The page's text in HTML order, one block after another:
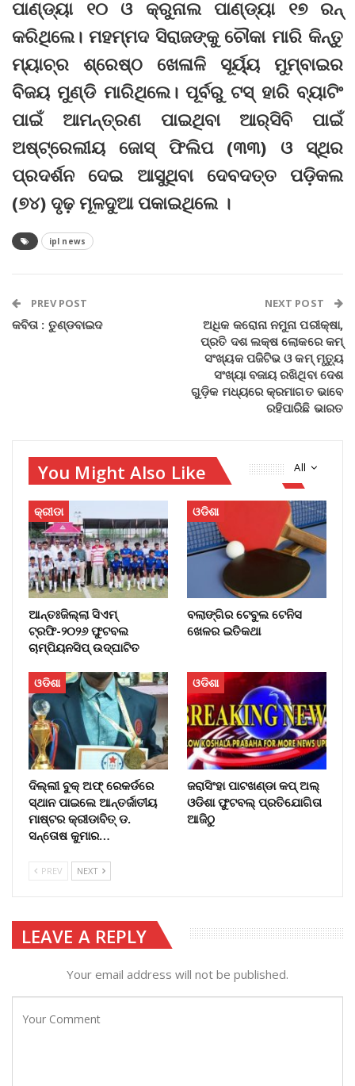
ପାଣ୍ଡ୍ୟା‌ ୧୦ ଓ କ୍ରୁନାଲ ପାଣ୍ଡ୍ୟା ୧୭ ରନ୍
କରିଥିଲେ। ମହମ୍ମଦ ସିରାଜଙ୍କୁ ଚୌକା ମାରି କିନ୍ତୁ
ମ୍ୟାଚ୍‌ର ଶ୍ରେଷ୍ଠ ଖେଳାଳି ସୂର୍ୟ୍ୟ ମୁମ୍ବାଇର
ବିଜୟ ମୁଣ୍ଡି ମାରିଥିଲେ। ପୂର୍ବରୁ ଟସ୍ ହାରି ବ୍ୟାଟିଂ
ପାଇଁ ଆମନ୍ତ୍ରଣ ପାଇଥିବା ଆର୍‌ସିବି ପାଇଁ
ଅଷ୍ଟ୍ରେଲୀୟ ଜୋସ୍ ଫିଲିପ (୩୩) ଓ ସ୍ଥିର
ପ୍ରଦର୍ଶନ ଦେଇ ଆସୁଥିବା ଦେବଦତ୍ତ ପଡ଼ିକଲ
(୭୪) ଦୃଢ଼ ମୂଳଦୁଆ ପକାଇଥିଲେ ।
ipl news
PREV POST
କବିତା : ତୁଣ୍ଡବାଇଦ
NEXT POST
ଅଧିକ କରୋନା ନମୁନା ପରୀକ୍ଷା,
ପ୍ରତି ଦଶ ଲକ୍ଷ ଲୋକରେ କମ୍
ସଂଖ୍ୟକ ପଜିଟିଭ ଓ କମ୍ ମୃତ୍ୟୁ
ସଂଖ୍ୟା ବଜାୟ ରଖିଥିବା ଦେଶ
ଗୁଡ଼ିକ ମଧ୍ୟରେ କ୍ରମାଗତ ଭାବେ
ରହିପାରିଛି ଭାରତ
All
You Might Also Like
କ୍ରୀଡା
ଆନ୍ତଃଜିଲ୍ଲା ସିଏମ୍‌
ଟ୍ରଫି-୨୦୨୬ ଫୁଟବଲ
ଚାମ୍ପିୟନସିପ୍‌ ଉଦ୍‌ଘାଟିତ
ଓଡିଶା
ବଲାଙ୍ଗିର ଟେବୁଲ ଟେନିସ
ଖେଳର ଇତିକଥା
ଓଡିଶା
ଦିଲ୍ଲୀ ବୁକ୍ ଅଫ୍‌ ରେକର୍ଡରେ
ସ୍ଥାନ ପାଇଲେ ଆନ୍ତର୍ଜାତୀୟ
ମାଷ୍ଟର କ୍ରୀଡାବିତ୍ ଡ.
ସନ୍ତୋଷ କୁମାର…
ଓଡିଶା
ଜରାସିଂହା ପାଟଖଣ୍ଡା କପ୍ ଅଲ୍
ଓଡିଶା ଫୁଟବଲ୍ ପ୍ରତିଯୋଗିତା
ଆଜିଠୁ
PREV NEXT
LEAVE A REPLY
Your email address will not be published.